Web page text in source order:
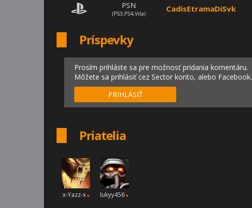
PSN
(PS3,PS4,Vita) CadisEtramaDiSvk
Príspevky
Prosím prihláste sa pre možnosť pridania komentáru.
Môžete sa prihlásiť cez Sector konto, alebo Facebook.
PRIHLÁSIŤ
Priatelia
x-Yazz-x lukyy456